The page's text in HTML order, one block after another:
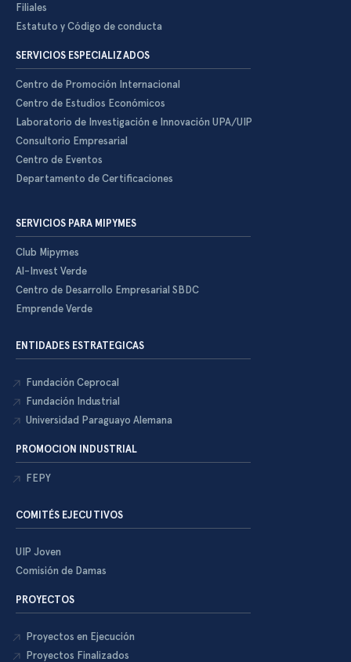
Filiales
Estatuto y Código de conducta
SERVICIOS ESPECIALIZADOS
Centro de Promoción Internacional
Centro de Estudios Económicos
Laboratorio de Investigación e Innovación UPA/UIP
Consultorio Empresarial
Centro de Eventos
Departamento de Certificaciones
SERVICIOS PARA MIPYMES
Club Mipymes
Al-Invest Verde
Centro de Desarrollo Empresarial SBDC
Emprende Verde
ENTIDADES ESTRATEGICAS
Fundación Ceprocal
Fundación Industrial
Universidad Paraguayo Alemana
PROMOCION INDUSTRIAL
FEPY
COMITÉS EJECUTIVOS
UIP Joven
Comisión de Damas
PROYECTOS
Proyectos en Ejecución
Proyectos Finalizados